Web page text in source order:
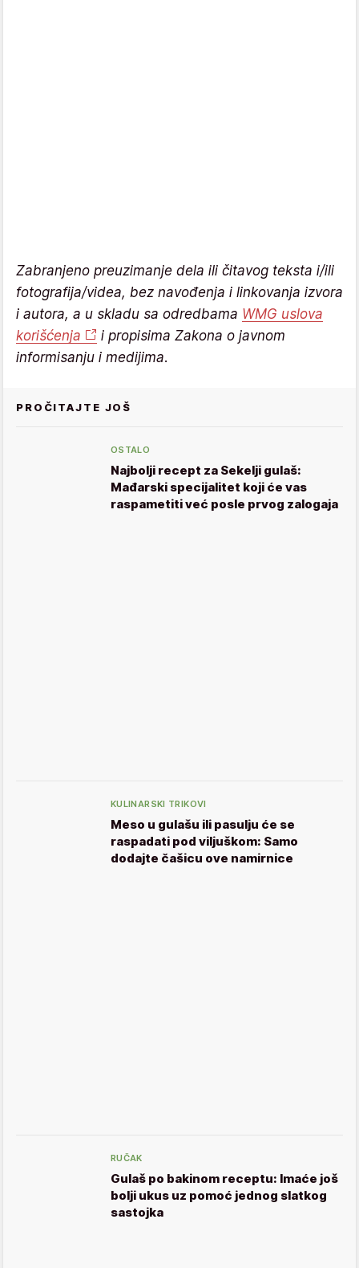
Zabranjeno preuzimanje dela ili čitavog teksta i/ili
fotografija/videa, bez navođenja i linkovanja izvora
i autora, a u skladu sa odredbama WMG uslova
korišćenja
i propisima Zakona o javnom
informisanju i medijima.
PROČITAJTE JOŠ
OSTALO
Najbolji recept za Sekelji gulaš:
Mađarski specijalitet koji će vas
raspametiti već posle prvog zalogaja
KULINARSKI TRIKOVI
Meso u gulašu ili pasulju će se
raspadati pod viljuškom: Samo
dodajte čašicu ove namirnice
RUČAK
Gulaš po bakinom receptu: Imaće još
bolji ukus uz pomoć jednog slatkog
sastojka